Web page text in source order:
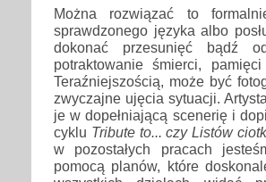
Można rozwiązać to
sprawdzonego języka albo
dokonać przesunięć bądź
potraktowanie śmierci,
Teraźniejszością, może być
zwyczajne ujęcia sytuacji.
je w dopełniającą scenerię i
cyklu Tribute to... czy Listów
w pozostałych pracach
pomocą planów, które